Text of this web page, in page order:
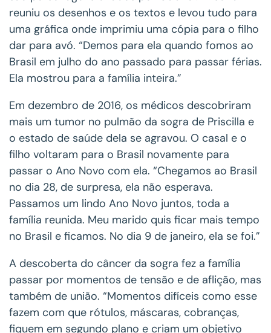
reuniu os desenhos e os textos e levou tudo para
uma gráfica onde imprimiu uma cópia para o filho
dar para avó. “Demos para ela quando fomos ao
Brasil em julho do ano passado para passar férias.
Ela mostrou para a família inteira.”
Em dezembro de 2016, os médicos descobriram
mais um tumor no pulmão da sogra de Priscilla e
o estado de saúde dela se agravou. O casal e o
filho voltaram para o Brasil novamente para
passar o Ano Novo com ela. “Chegamos ao Brasil
no dia 28, de surpresa, ela não esperava.
Passamos um lindo Ano Novo juntos, toda a
família reunida. Meu marido quis ficar mais tempo
no Brasil e ficamos. No dia 9 de janeiro, ela se foi.”
A descoberta do câncer da sogra fez a família
passar por momentos de tensão e de aflição, mas
também de união. “Momentos difíceis como esse
fazem com que rótulos, máscaras, cobranças,
fiquem em segundo plano e criam um objetivo